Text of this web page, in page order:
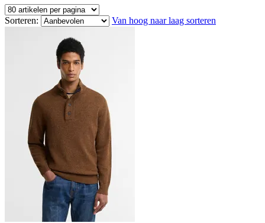
Sorteren: Van hoog naar laag sorteren